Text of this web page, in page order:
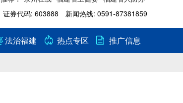
证券代码: 603888 新闻热线: 0591-87381859
法治福建 热点专区
推广信息